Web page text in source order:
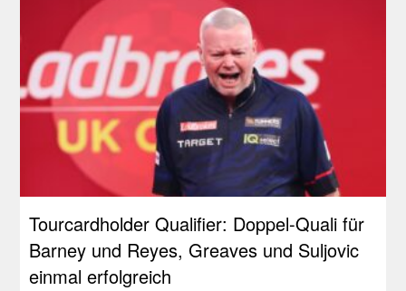
Tourcardholder Qualifier: Doppel-Quali für
Barney und Reyes, Greaves und Suljovic
einmal erfolgreich